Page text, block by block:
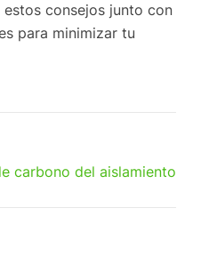
consejos junto con
para minimizar tu
carbono del aislamiento